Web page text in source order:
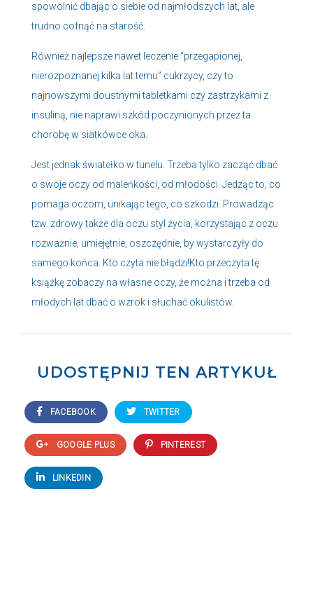
spowolnić dbając o siebie od najmłodszych lat, ale
trudno cofnąć na starość.
Również najlepsze nawet leczenie “przegapionej,
nierozpoznanej kilka lat temu” cukrzycy, czy to
najnowszymi doustnymi tabletkami czy zastrzykami z
insuliną, nie naprawi szkód poczynionych przez ta
chorobę w siatkówce oka.
Jest jednak światełko w tunelu. Trzeba tylko zacząć dbać
o swoje oczy od maleńkości, od młodości. Jedząc to, co
pomaga oczom, unikając tego, co szkodzi. Prowadząc
tzw. zdrowy także dla oczu styl życia, korzystając z oczu
rozważnie, umiejętnie, oszczędnie, by wystarczyły do
samego końca. Kto czyta nie błądzi!Kto przeczyta tę
książkę zobaczy na własne oczy, że można i trzeba od
młodych lat dbać o wzrok i słuchać okulistów.
UDOSTĘPNIJ TEN ARTYKUŁ
FACEBOOK TWITTER
GOOGLE PLUS PINTEREST
LINKEDIN